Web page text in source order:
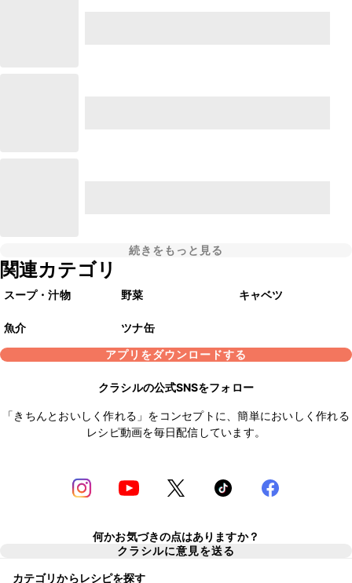
続きをもっと見る
関連カテゴリ
スープ・汁物 野菜 キャベツ
魚介
ツナ缶
アプリをダウンロードする
クラシルの公式SNSをフォロー
「きちんとおいしく作れる」をコンセプトに、簡単においしく作れる
レシピ動画を毎日配信しています。
何かお気づきの点はありますか？
クラシルに意見を送る
カテゴリからレシピを探す